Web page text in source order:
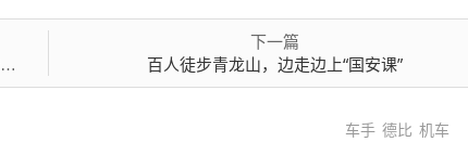
下一篇
百人徒步青龙山，边走边上“国安课”
车手 德比 机车